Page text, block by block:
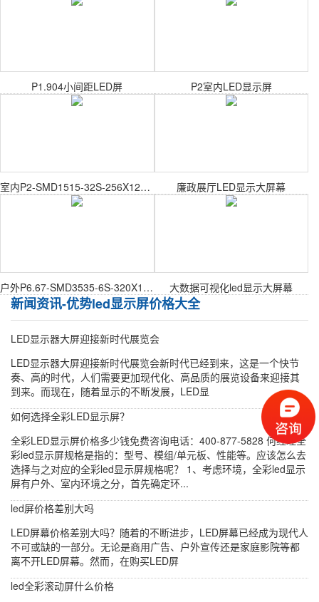
P1.904小间距LED屏 P2室内LED显示屏
室内P2-SMD1515-32S-256X128mm室内表贴模组 廉政展厅LED显示大屏幕
户外P6.67-SMD3535-6S-320X160mm户外表贴模组 大数据可视化led显示大屏幕
新闻资讯-优势led显示屏价格大全
LED显示器大屏迎接新时代展览会
LED显示器大屏迎接新时代展览会新时代已经到来，这是一个快节
奏、高的时代，人们需要更加现代化、高品质的展览设备来迎接其
到来。而现在，随着显示的不断发展，LED显
如何选择全彩LED显示屏？
全彩LED显示屏价格多少钱免费咨询电话：400-877-5828 何经理全
彩led显示屏规格是指的：型号、模组/单元板、性能等。应该怎么去
选择与之对应的全彩led显示屏规格呢？ 1、考虑环境，全彩led显示
屏有户外、室内环境之分，首先确定环...
led屏价格差别大吗
LED屏幕价格差别大吗？随着的不断进步，LED屏幕已经成为现代人
不可或缺的一部分。无论是商用广告、户外宣传还是家庭影院等都
离不开LED屏幕。然而，在购买LED屏
led全彩滚动屏什么价格